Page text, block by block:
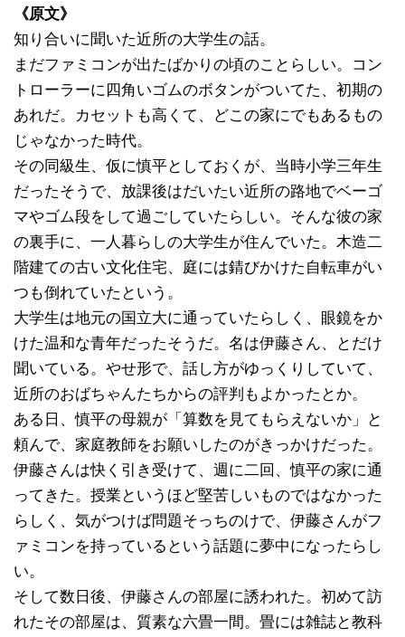
《原文》
知り合いに聞いた近所の大学生の話。
まだファミコンが出たばかりの頃のことらしい。コン
トローラーに四角いゴムのボタンがついてた、初期の
あれだ。カセットも高くて、どこの家にでもあるもの
じゃなかった時代。
その同級生、仮に慎平としておくが、当時小学三年生
だったそうで、放課後はだいたい近所の路地でベーゴ
マやゴム段をして過ごしていたらしい。そんな彼の家
の裏手に、一人暮らしの大学生が住んでいた。木造二
階建ての古い文化住宅、庭には錆びかけた自転車がい
つも倒れていたという。
大学生は地元の国立大に通っていたらしく、眼鏡をか
けた温和な青年だったそうだ。名は伊藤さん、とだけ
聞いている。やせ形で、話し方がゆっくりしていて、
近所のおばちゃんたちからの評判もよかったとか。
ある日、慎平の母親が「算数を見てもらえないか」と
頼んで、家庭教師をお願いしたのがきっかけだった。
伊藤さんは快く引き受けて、週に二回、慎平の家に通
ってきた。授業というほど堅苦しいものではなかった
らしく、気がつけば問題そっちのけで、伊藤さんがフ
ァミコンを持っているという話題に夢中になったらし
い。
そして数日後、伊藤さんの部屋に誘われた。初めて訪
れたその部屋は、質素な六畳一間。畳には雑誌と教科